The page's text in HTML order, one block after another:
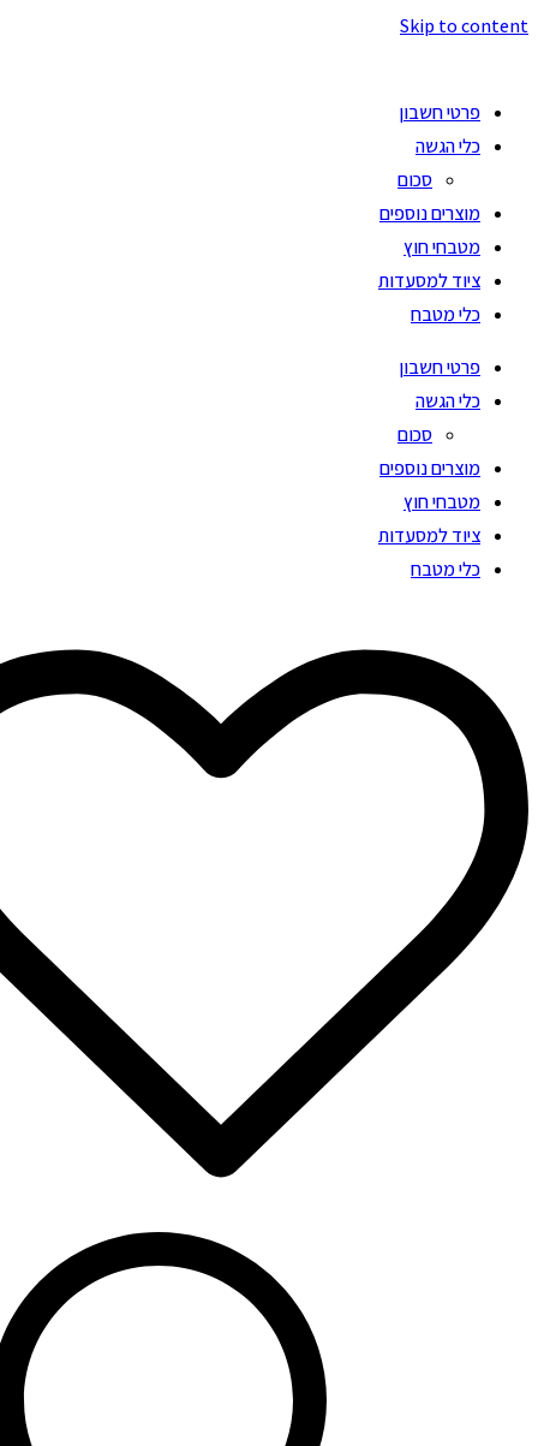
Skip to content
פרטי חשבון
כלי הגשה
סכום
מוצרים נוספים
מטבחי חוץ
ציוד למסעדות
כלי מטבח
פרטי חשבון
כלי הגשה
סכום
מוצרים נוספים
מטבחי חוץ
ציוד למסעדות
כלי מטבח